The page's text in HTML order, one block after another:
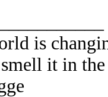
is
it in the